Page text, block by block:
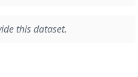
this dataset.